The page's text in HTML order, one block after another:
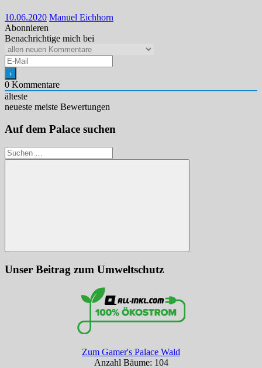
10.06.2020 Manuel Eichhorn
Abonnieren
Benachrichtige mich bei
0 Kommentare
älteste
neueste meiste Bewertungen
Auf dem Palace suchen
Suchen
nach:
Suchen
Unser Beitrag zum Umweltschutz
Zum Gamer's Palace Wald
Anzahl Bäume: 104